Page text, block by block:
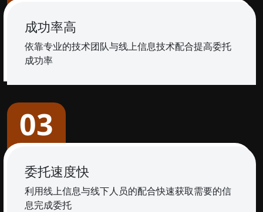
成功率高
依靠专业的技术团队与线上信息技术配合提高委托
成功率
03
委托速度快
利用线上信息与线下人员的配合快速获取需要的信
息完成委托